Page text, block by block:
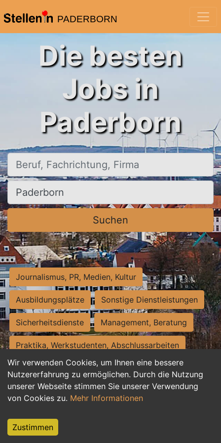
PADERBORN
Wir verwenden Cookies, um Ihnen eine bessere
Nutzererfahrung zu ermöglichen. Durch die Nutzung
unserer Webseite stimmen Sie unserer Verwendung
von Cookies zu. Mehr Informationen
Zustimmen
Die besten
Jobs in
Paderborn
Beruf, Fachrichtung, Firma
Ort, Stadt
Suchen
Journalismus, PR, Medien, Kultur
Ausbildungsplätze Sonstige Dienstleistungen
Sicherheitsdienste Management, Beratung
Praktika, Werkstudenten, Abschlussarbeiten
Personalwesen Assistenz, Sekretariat
Hilfskräfte, Aushilfs- und Nebenjobs
Weiterbildung, Studium, duale Ausbildung